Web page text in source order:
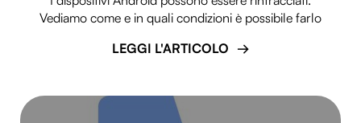
nostri partner che si occupano di analisi dei dati web,
con altre informazioni che hai fornito loro o che hanno
Vediamo come e in quali condizioni è possibile farlo
LEGGI L'ARTICOLO